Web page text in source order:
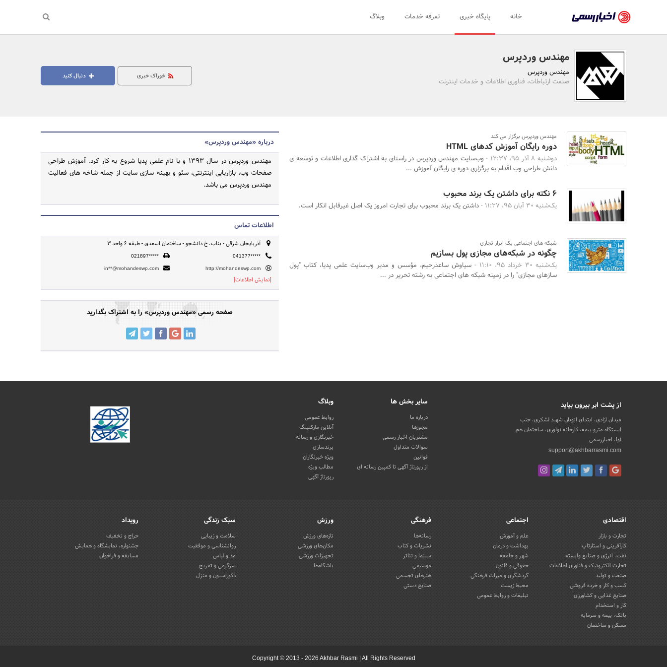
رسمی
اخبار
تایید
سازمان‌ها
و
روابط
عمومی‌ها
خانه پایگاه خبری تعرفه خدمات وبلاگ
جستجو
مهندس وردپرس
مهندس وردپرس
صنعت ارتباطات، فناوری اطلاعات و خدمات اینترنت
دنبال کنید خوراک خبری
مهندس وردپرس برگزار می کند
دوره رایگان آموزش کدهای HTML
دوشنبه 8 آذر 95، 12:37 -
وب‌سایت مهندس وردپرس در راستای به اشتراک گذاری اطلاعات و توسعه ی
دانش طراحی وب اقدام به برگزاری دوره ی رایگان آموزش ...
6 نکته برای داشتن یک برند محبوب
یک‌شنبه 30 آبان 95، 11:27 - داشتن یک برند محبوب برای تجارت امروز یک اصل غیرقابل انکار است.
شبکه های اجتماعی یک ابزار تجاری
چگونه در شبکه‌های مجازی پول بسازیم
یک‌شنبه 30 خرداد 95، 11:10 -
سیاوش ساعدرحیم، مؤسس و مدیر وب‌سایت علمی پدیا، کتاب "پول
سازهای مجازی" را در زمینه شبکه های اجتماعی به رشته تحریر در ...
درباره «مهندس وردپرس»
مهندس وردپرس در سال 1393 و با نام علمی پدیا شروع به کار کرد. آموزش طراحی
صفحات وب، بازاریابی اینترنتی، سئو و بهینه سازی سایت از جمله شاخه های فعالیت
مهندس وردپرس می باشد.
اطلاعات تماس
آذربایجان شرقی - بناب، خ دانشجو - ساختمان اسعدی - طبقه 6 واحد 3
041377*****
021897*****
http://mohandeswp.com
in**@mohandeswp.com
[نمایش اطلاعات]
صفحه رسمی «مهندس وردپرس» را به اشتراک بگذارید
از پشت ابر بیرون بیاید
میدان آزادی، ابتدای اتوبان شهید لشکری، جنب
ایستگاه مترو بیمه، کارخانه نوآوری، ساختمان هم
آوا، اخباررسمی
support@akhbarrasmi.com
سایر بخش ها
درباره ما
مجوزها
مشتریان اخبار رسمی
سوالات متداول
قوانین
از رپورتاژ آگهی تا کمپین رسانه ای
وبلاگ
روابط عمومی
آنلاین مارکتینگ
خبرنگاری و رسانه
برندسازی
ویژه خبرنگاران
مطالب ویژه
رپورتاژ آگهی
اقتصادی
تجارت و بازار
کارآفرینی و استارتاپ
نفت، انرژی و صنایع وابسته
تجارت الکترونیک و فناوری اطلاعات
صنعت و تولید
کسب و کار و خرده فروشی
صنایع غذایی و کشاورزی
کار و استخدام
بانک، بیمه و سرمایه
مسکن و ساختمان
اجتماعی
علم و آموزش
بهداشت و درمان
شهر و جامعه
حقوقی و قانون
گردشگری و میراث فرهنگی
محیط زیست
تبلیغات و روابط عمومی
فرهنگی
رسانه‌ها
نشریات و کتاب
سینما و تئاتر
موسیقی
هنرهای تجسمی
صنایع دستی
ورزش
تازه‌های ورزش
مکان‌های ورزشی
تجهیزات ورزشی
باشگاه‌ها
سبک زندگی
سلامت و زیبایی
روانشناسی و موفقیت
مد و لباس
سرگرمی و تفریح
دکوراسیون و منزل
رویداد
حراج و تخفیف
جشنواره، نمایشگاه و همایش
مسابقه و فراخوان
Copyright © 2013 - 2026 Akhbar Rasmi | All Rights Reserved